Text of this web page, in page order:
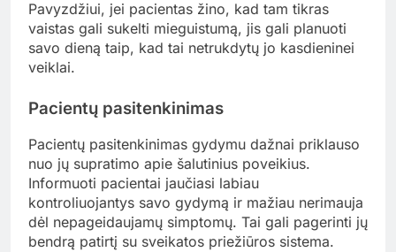
Pavyzdžiui, jei pacientas žino, kad tam tikras
vaistas gali sukelti mieguistumą, jis gali planuoti
savo dieną taip, kad tai netrukdytų jo kasdieninei
veiklai.
Pacientų pasitenkinimas
Pacientų pasitenkinimas gydymu dažnai priklauso
nuo jų supratimo apie šalutinius poveikius.
Informuoti pacientai jaučiasi labiau
kontroliuojantys savo gydymą ir mažiau nerimauja
dėl nepageidaujamų simptomų. Tai gali pagerinti jų
bendrą patirtį su sveikatos priežiūros sistema.